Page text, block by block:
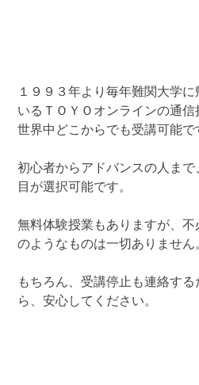
１９９３年より毎年難関大学
いるＴＯＹＯオンラインの通信
世界中どこからでも受講可能で
初心者からアドバンスの人ま
目が選択可能です。
無料体験授業もありますが、
のようなものは一切ありません
もちろん、受講停止も連絡す
ら、安心してください。